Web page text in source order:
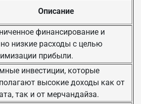
Описание
финансирование и
низкие расходы с целью
прибыли.
инвестиции, которые
высокие доходы как от
так и от мерчандайза.